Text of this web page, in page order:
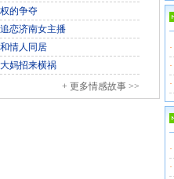
的争夺
恋济南女主播
情人同居
妈招来横祸
+ 更多情感故事 >>
·
·
·
·
·